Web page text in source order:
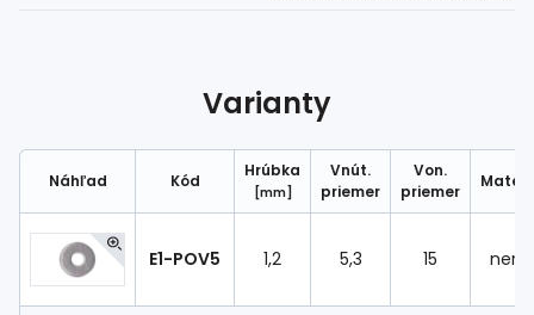
Varianty
Náhľad Kód
Hrúbka
[mm]
Vnút.
priemer
Von.
priemer
E1-POV5 1,2 5,3 15